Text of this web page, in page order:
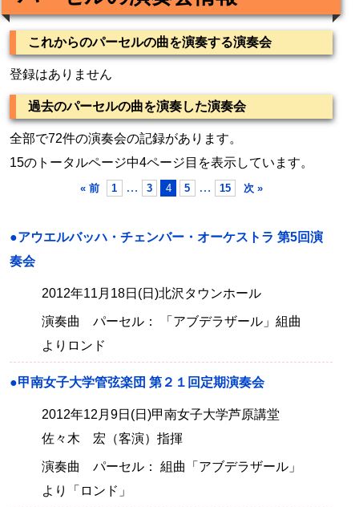
これからのパーセルの曲を演奏する演奏会
登録はありません
過去のパーセルの曲を演奏した演奏会
全部で72件の演奏会の記録があります。
15のトータルページ中4ページ目を表示しています。
« 前 1 … 3 4 5 … 15 次 »
●アウエルバッハ・チェンバー・オーケストラ 第5回演
奏会
2012年11月18日(日)北沢タウンホール
演奏曲 パーセル： 「アブデラザール」組曲
よりロンド
●甲南女子大学管弦楽団 第２１回定期演奏会
2012年12月9日(日)甲南女子大学芦原講堂
佐々木 宏（客演）指揮
演奏曲 パーセル： 組曲「アブデラザール」
より「ロンド」